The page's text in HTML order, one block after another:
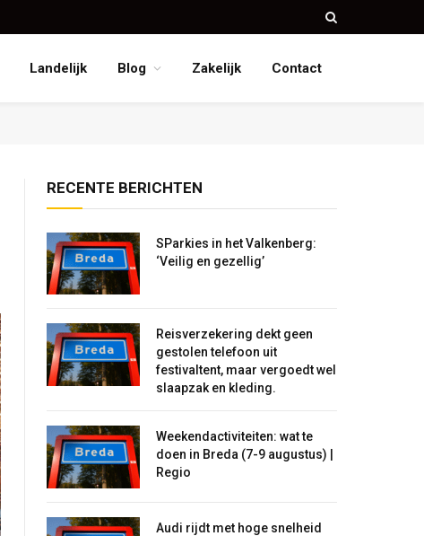
Landelijk Blog Zakelijk Contact
RECENTE BERICHTEN
SParkies in het Valkenberg:
‘Veilig en gezellig’
Reisverzekering dekt geen
gestolen telefoon uit
festivaltent, maar vergoedt wel
slaapzak en kleding.
Weekendactiviteiten: wat te
doen in Breda (7-9 augustus) |
Regio
Audi rijdt met hoge snelheid